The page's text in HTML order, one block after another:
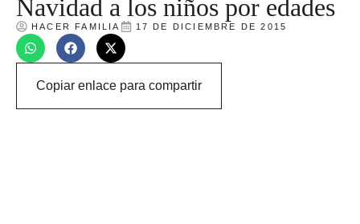
Navidad a los niños por edades
HACER FAMILIA 17 DE DICIEMBRE DE 2015
Copiar enlace para compartir